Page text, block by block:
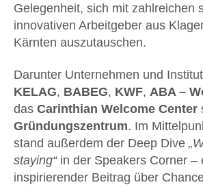
Gelegenheit, sich mit zahlreichen
innovativen Arbeitgeber aus
Kärnten auszutauschen.
Darunter Unternehmen und
KELAG, BABEG, KWF, ABA –
das Carinthian Welcome Center
Gründungszentrum. Im
stand außerdem der Deep Dive
staying“in der Speakers Corner –
inspirierender Beitrag über